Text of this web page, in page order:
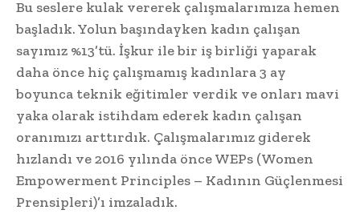
Bu seslere kulak vererek çalışmalarımıza hemen
başladık. Yolun başındayken kadın çalışan
sayımız %13’tü. İşkur ile bir iş birliği yaparak
daha önce hiç çalışmamış kadınlara 3 ay
boyunca teknik eğitimler verdik ve onları mavi
yaka olarak istihdam ederek kadın çalışan
oranımızı arttırdık. Çalışmalarımız giderek
hızlandı ve 2016 yılında önce WEPs (Women
Empowerment Principles – Kadının Güçlenmesi
Prensipleri)’ı imzaladık.